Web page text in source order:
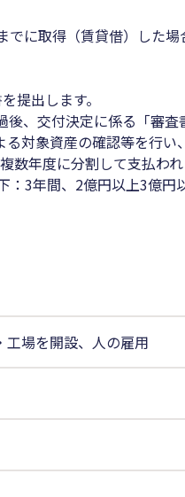
に取得（賃貸借）した場
提出します。
後、交付決定に係る「審
対象資産の確認等を行い
数年度に分割して支払われ
：3年間、2億円以上3億円
場を開設、人の雇用